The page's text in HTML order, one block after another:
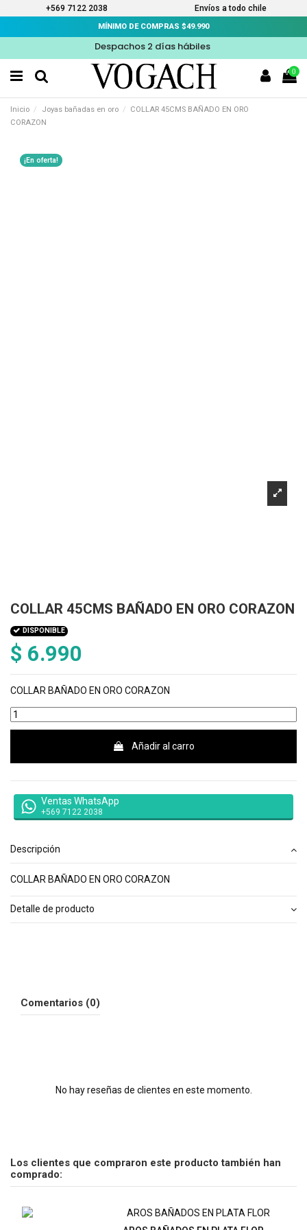
+569 7122 2038 Envíos a todo chile
MÍNIMO DE COMPRAS $49.990
Despachos 2 días hábiles
0
Inicio Joyas bañadas en oro
COLLAR 45CMS BAÑADO EN ORO
CORAZON
¡En oferta!
COLLAR 45CMS BAÑADO EN ORO CORAZON
DISPONIBLE
$ 6.990
COLLAR BAÑADO EN ORO CORAZON
Añadir al carro
Ventas WhatsApp
+569 7122 2038
Descripción
COLLAR BAÑADO EN ORO CORAZON
Detalle de producto
Comentarios (0)
No hay reseñas de clientes en este momento.
Los clientes que compraron este producto también han
comprado: